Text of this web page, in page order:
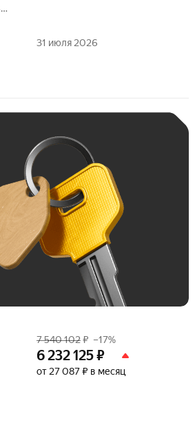
31 июля 2026
7 540 102₽ –17%
6 232 125₽
от 27 087 ₽ в месяц